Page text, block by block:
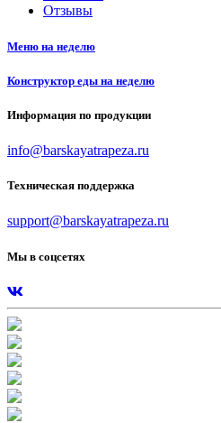
Отзывы
Меню на неделю
Конструктор еды на неделю
Информация по продукции
info@barskayatrapeza.ru
Техническая поддержка
support@barskayatrapeza.ru
Мы в соцсетях